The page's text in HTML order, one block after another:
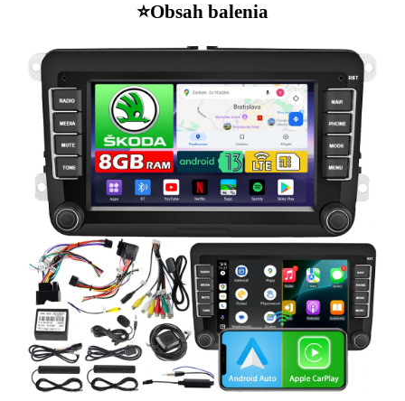
⭐️Obsah balenia